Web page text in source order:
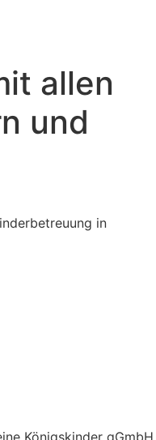
allen
und
in
Königskinder gGmbH